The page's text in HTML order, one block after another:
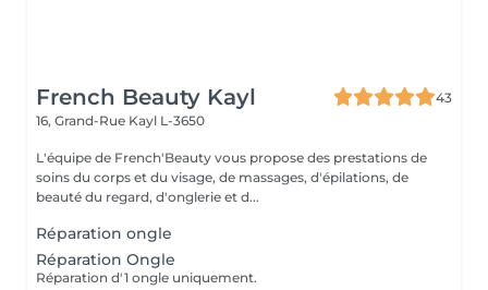
French Beauty Kayl
43
16, Grand-Rue Kayl L-3650
L'équipe de French'Beauty vous propose des prestations de
soins du corps et du visage, de massages, d'épilations, de
beauté du regard, d'onglerie et d...
Réparation ongle
Réparation Ongle
Réparation d'1 ongle uniquement.